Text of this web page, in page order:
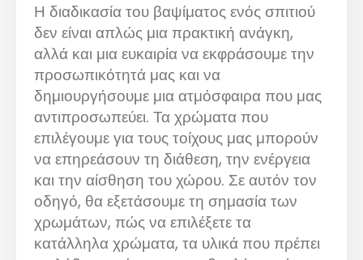
Η διαδικασία του βαψίματος ενός σπιτιού
δεν είναι απλώς μια πρακτική ανάγκη,
αλλά και μια ευκαιρία να εκφράσουμε την
προσωπικότητά μας και να
δημιουργήσουμε μια ατμόσφαιρα που μας
αντιπροσωπεύει. Τα χρώματα που
επιλέγουμε για τους τοίχους μας μπορούν
να επηρεάσουν τη διάθεση, την ενέργεια
και την αίσθηση του χώρου. Σε αυτόν τον
οδηγό, θα εξετάσουμε τη σημασία των
χρωμάτων, πώς να επιλέξετε τα
κατάλληλα χρώματα, τα υλικά που πρέπει